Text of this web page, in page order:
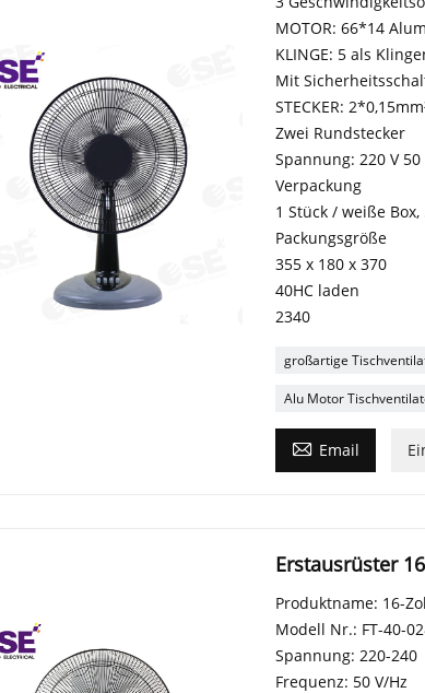
MOTOR: 66*14
KLINGE: 5 als
Mit
STECKER:
Zwei Rundstecker
Spannung: 220 V 50
Verpackung
1 Stück / weiße
Packungsgröße
355 x 180 x 370
40HC laden
2340
großartige
Alu Motor
 Email
Erstausrüster
Produktname: 16-
Modell Nr.: FT-40-
Spannung: 220-240
Frequenz: 50 V/Hz